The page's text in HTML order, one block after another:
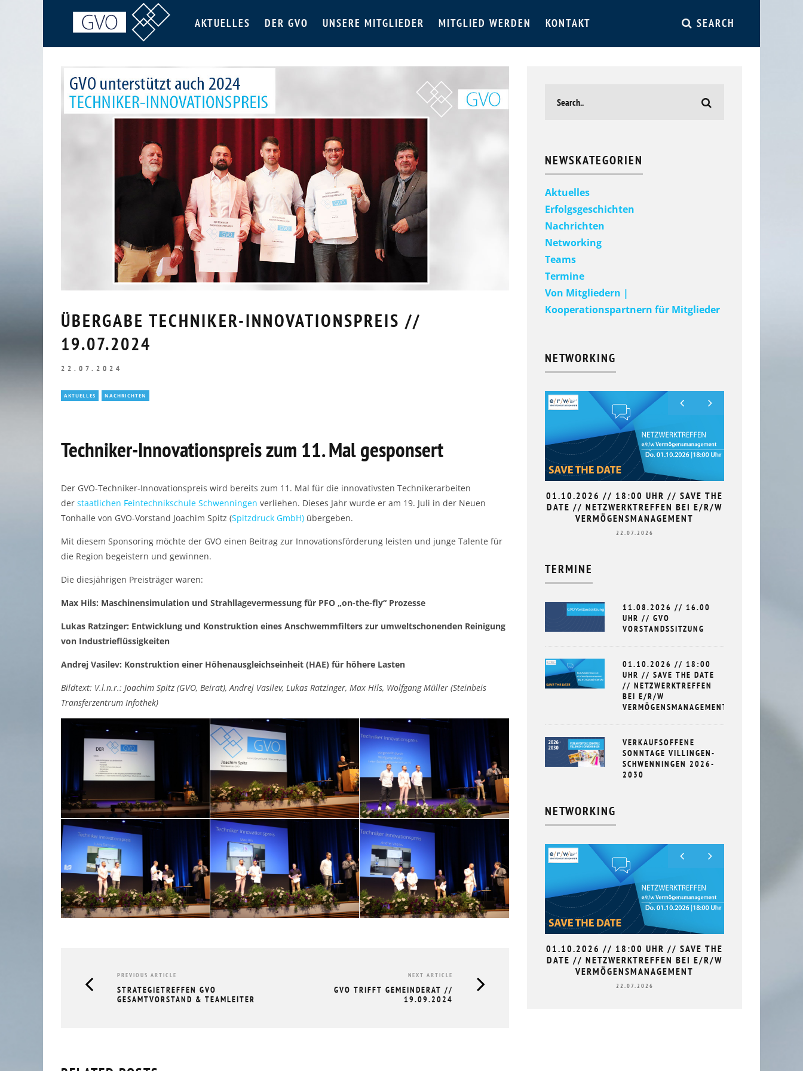
AKTUELLES DER GVO UNSERE MITGLIEDER MITGLIED WERDEN KONTAKT SEARCH
ÜBERGABE TECHNIKER-INNOVATIONSPREIS //
19.07.2024
22.07.2024
AKTUELLES NACHRICHTEN
Techniker-Innovationspreis zum 11. Mal gesponsert
Der GVO-Techniker-Innovationspreis wird bereits zum 11. Mal für die innovativsten Technikerarbeiten
der staatlichen Feintechnikschule Schwenningen verliehen. Dieses Jahr wurde er am 19. Juli in der Neuen
Tonhalle von GVO-Vorstand Joachim Spitz (Spitzdruck GmbH) übergeben.
Mit diesem Sponsoring möchte der GVO einen Beitrag zur Innovationsförderung leisten und junge Talente für
die Region begeistern und gewinnen.
Die diesjährigen Preisträger waren:
Max Hils: Maschinensimulation und Strahllagevermessung für PFO „on-the-fly“ Prozesse
Lukas Ratzinger: Entwicklung und Konstruktion eines Anschwemmfilters zur umweltschonenden Reinigung
von Industrieflüssigkeiten
Andrej Vasilev: Konstruktion einer Höhenausgleichseinheit (HAE) für höhere Lasten
Bildtext: V.l.n.r.: Joachim Spitz (GVO, Beirat), Andrej Vasilev, Lukas Ratzinger, Max Hils, Wolfgang Müller (Steinbeis
Transferzentrum Infothek)
PREVIOUS ARTICLE
STRATEGIETREFFEN GVO
GESAMTVORSTAND & TEAMLEITER
NEXT ARTICLE
GVO TRIFFT GEMEINDERAT //
19.09.2024
NEWSKATEGORIEN
Aktuelles
Erfolgsgeschichten
Nachrichten
Networking
Teams
Termine
Von Mitgliedern |
Kooperationspartnern für Mitglieder
NETWORKING
RÜCKBLICK UNTERNEHMERFRÜHSTÜCK
AOK // 05.03.2026
10.03.2026
GVO MITGLIEDERVERSAMMLUNG &
HERBSTTREFF // 19.11.2025
01.10.2026 // 18:00 UHR // SAVE THE
DATE // NETZWERKTREFFEN BEI E/R/W
VERMÖGENSMANAGEMENT
22.07.2026
TERMINE
11.08.2026 // 16.00
UHR // GVO
VORSTANDSSITZUNG
01.10.2026 // 18:00
UHR // SAVE THE DATE
// NETZWERKTREFFEN
BEI E/R/W
VERMÖGENSMANAGEMENT
VERKAUFSOFFENE
SONNTAGE VILLINGEN-
SCHWENNINGEN 2026-
2030
NETWORKING
20.11.2025
01.10.2026 // 18:00 UHR // SAVE THE
DATE // NETZWERKTREFFEN BEI E/R/W
VERMÖGENSMANAGEMENT
22.07.2026